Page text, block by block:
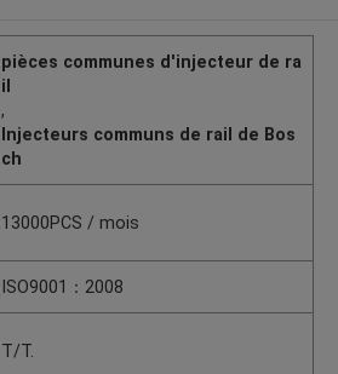
pièces communes d'injecteur de ra
il
,
Injecteurs communs de rail de Bos
ch
13000PCS / mois
ISO9001：2008
T/T.